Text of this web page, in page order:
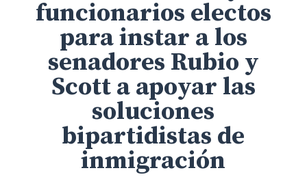
funcionarios electos
para instar a los
senadores Rubio y
Scott a apoyar las
soluciones
bipartidistas de
inmigración